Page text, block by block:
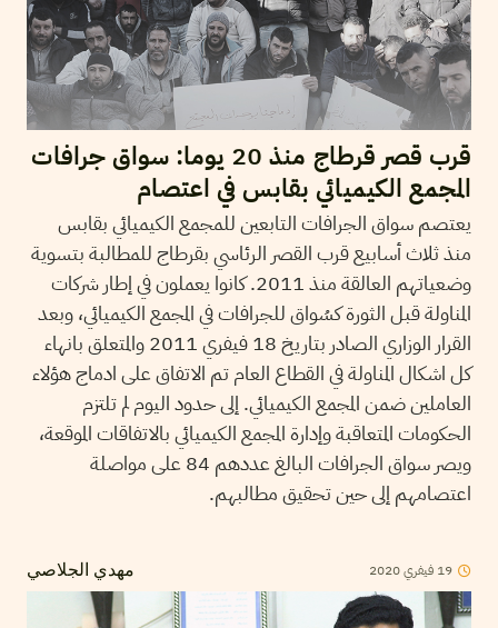
قرب قصر قرطاج منذ 20 يوما: سواق جرافات
المجمع الكيميائي بقابس في اعتصام
يعتصم سواق الجرافات التابعين للمجمع الكيميائي بقابس
منذ ثلاث أسابيع قرب القصر الرئاسي بقرطاج للمطالبة بتسوية
وضعياتهم العالقة منذ 2011. كانوا يعملون في إطار شركات
المناولة قبل الثورة كسُواق للجرافات في المجمع الكيميائي، وبعد
القرار الوزاري الصادر بتاريخ 18 فيفري 2011 والمتعلق بانهاء
كل اشكال المناولة في القطاع العام تم الاتفاق على ادماج هؤلاء
العاملين ضمن المجمع الكيميائي. إلى حدود اليوم لم تلتزم
الحكومات المتعاقبة وإدارة المجمع الكيميائي بالاتفاقات الموقعة،
ويصر سواق الجرافات البالغ عددهم 84 على مواصلة
اعتصامهم إلى حين تحقيق مطالبهم.
مهدي الجلاصي 19 فيفري2020